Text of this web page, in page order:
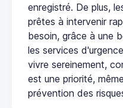
enregistré. De plus,
prêtes à intervenir
besoin, grâce à une
les services
vivre sereinement,
est une priorité,
prévention des